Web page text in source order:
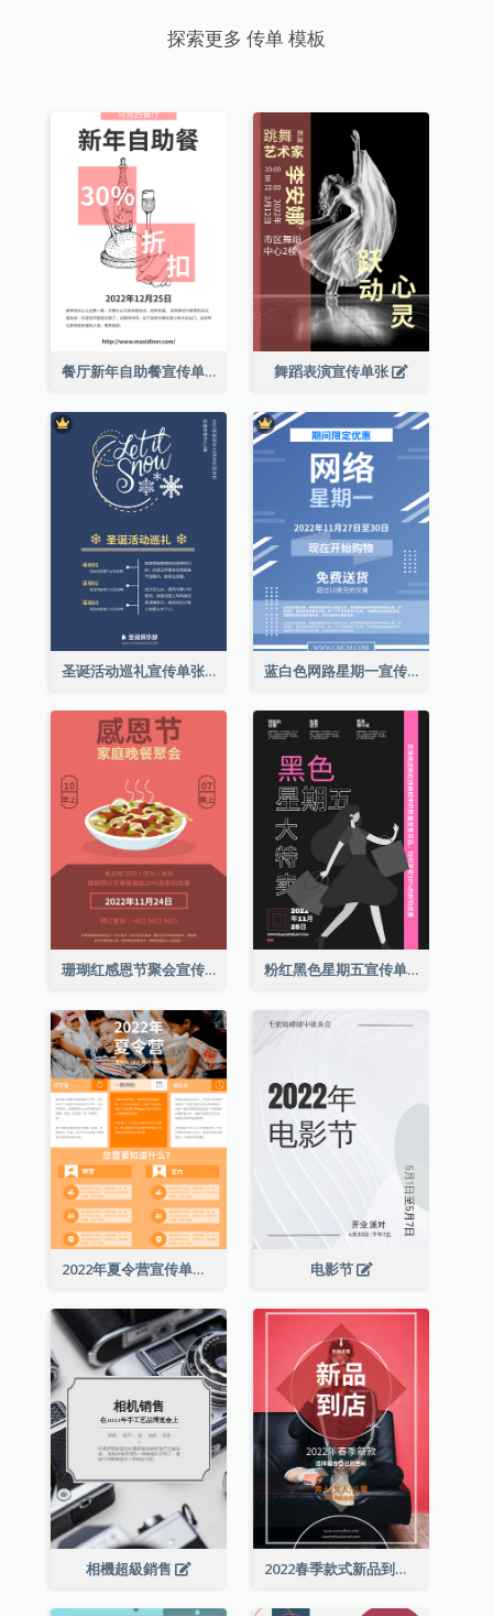
探索更多 传单 模板
餐厅新年自助餐宣传单张 舞蹈表演宣传单张
圣诞活动巡礼宣传单张(附介绍) 蓝白色网路星期一宣传单张
珊瑚红感恩节聚会宣传单张 粉红黑色星期五宣传单张
2022年夏令营宣传单张 电影节
相機超級銷售 2022春季款式新品到店宣传单张